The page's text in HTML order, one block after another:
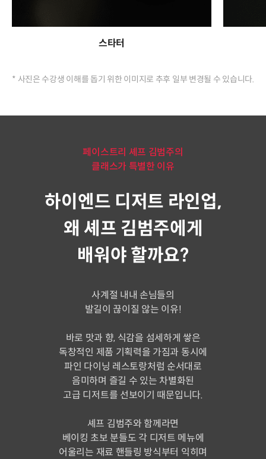
스타터
* 사진은 수강생 이해를 돕기 위한 이미지로 추후 일부 변경될 수 있습니다.
페이스트리 셰프 김범주의
클래스가 특별한 이유
하이엔드 디저트 라인업,
왜 셰프 김범주에게
배워야 할까요?
사계절 내내 손님들의
발길이 끊이질 않는 이유!
바로 맛과 향, 식감을 섬세하게 쌓은
독창적인 제품 기획력을 가짐과 동시에
파인 다이닝 레스토랑처럼 순서대로
음미하며 즐길 수 있는 차별화된
고급 디저트를 선보이기 때문입니다.
셰프 김범주와 함께라면
베이킹 초보 분들도 각 디저트 메뉴에
어울리는 재료 핸들링 방식부터 익히며